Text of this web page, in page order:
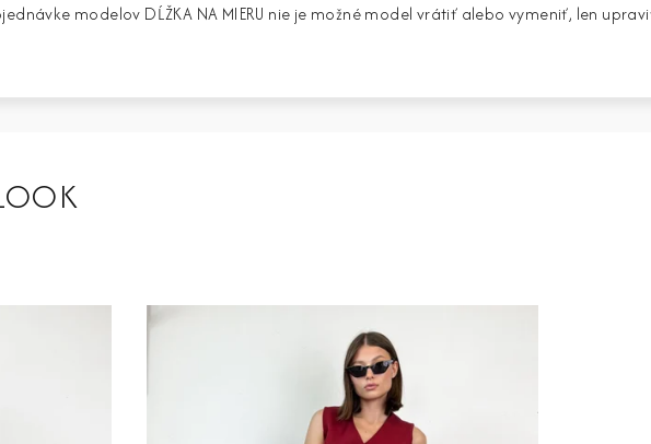
modelov DĹŽKA NA MIERU nie je možné model vrátiť alebo vymeniť, len